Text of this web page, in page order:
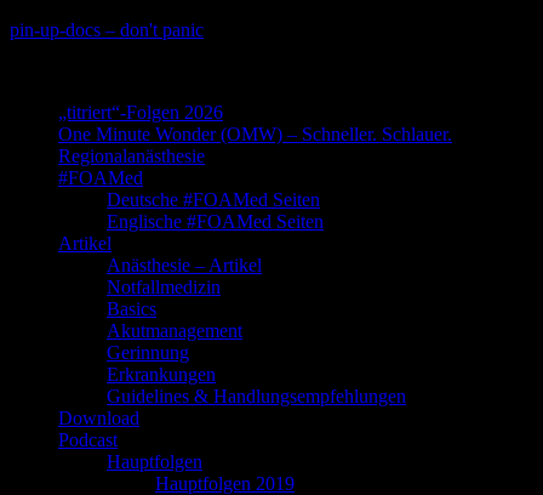
Skip
pin-up-docs – don't panic
„titriert“-Folgen 2026
One Minute Wonder (OMW) – Schneller. Schlauer.
Regionalanästhesie
#FOAMed
Deutsche #FOAMed Seiten
Englische #FOAMed Seiten
Artikel
Anästhesie – Artikel
Notfallmedizin
Basics
Akutmanagement
Gerinnung
Erkrankungen
Guidelines & Handlungsempfehlungen
Download
Podcast
Hauptfolgen
Hauptfolgen 2019